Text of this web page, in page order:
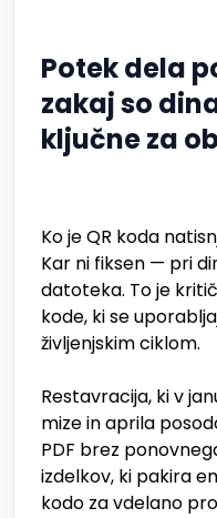
Potek dela
zakaj so
ključne za
Ko je QR koda
Kar ni fiksen — pri
datoteka. To je
kode, ki se
življenjskim ciklom.
Restavracija, ki v
mize in aprila
PDF brez
izdelkov, ki pakira
kodo za vdelano